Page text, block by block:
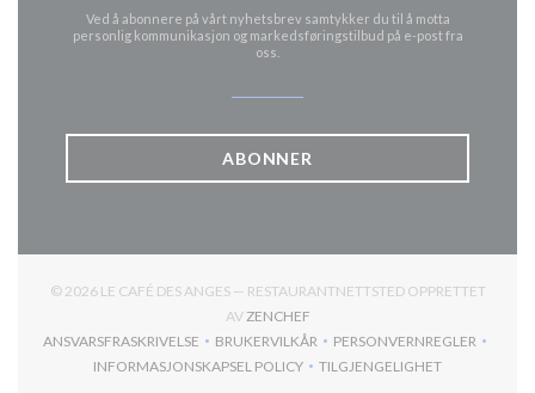
Ved å abonnere på vårt nyhetsbrev samtykker du til å motta
personlig kommunikasjon og markedsføringstilbud på e-post fra
oss.
ABONNER
© 2026 LE CAFÉ DES ANGES — RESTAURANTNETTSTED OPPRETTET
AVZENCHEF((ÅPNER I ET NYTT VINDU))
ANSVARSFRASKRIVELSE
((ÅPNER I ET NYTT VINDU))
BRUKERVILKÅR
((ÅPNER I ET NYTT VINDU))
PERSONVERNREGLER
((ÅPNER I ET
INFORMASJONSKAPSEL POLICY
((ÅPNER I ET NYTT VINDU))
TILGJENGELIGHET
((ÅPNER I ET NYTT